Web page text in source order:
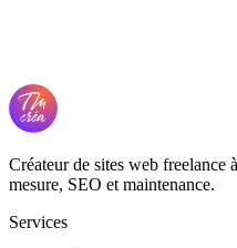
Créateur de sites web freelance
mesure, SEO et maintenance.
Services